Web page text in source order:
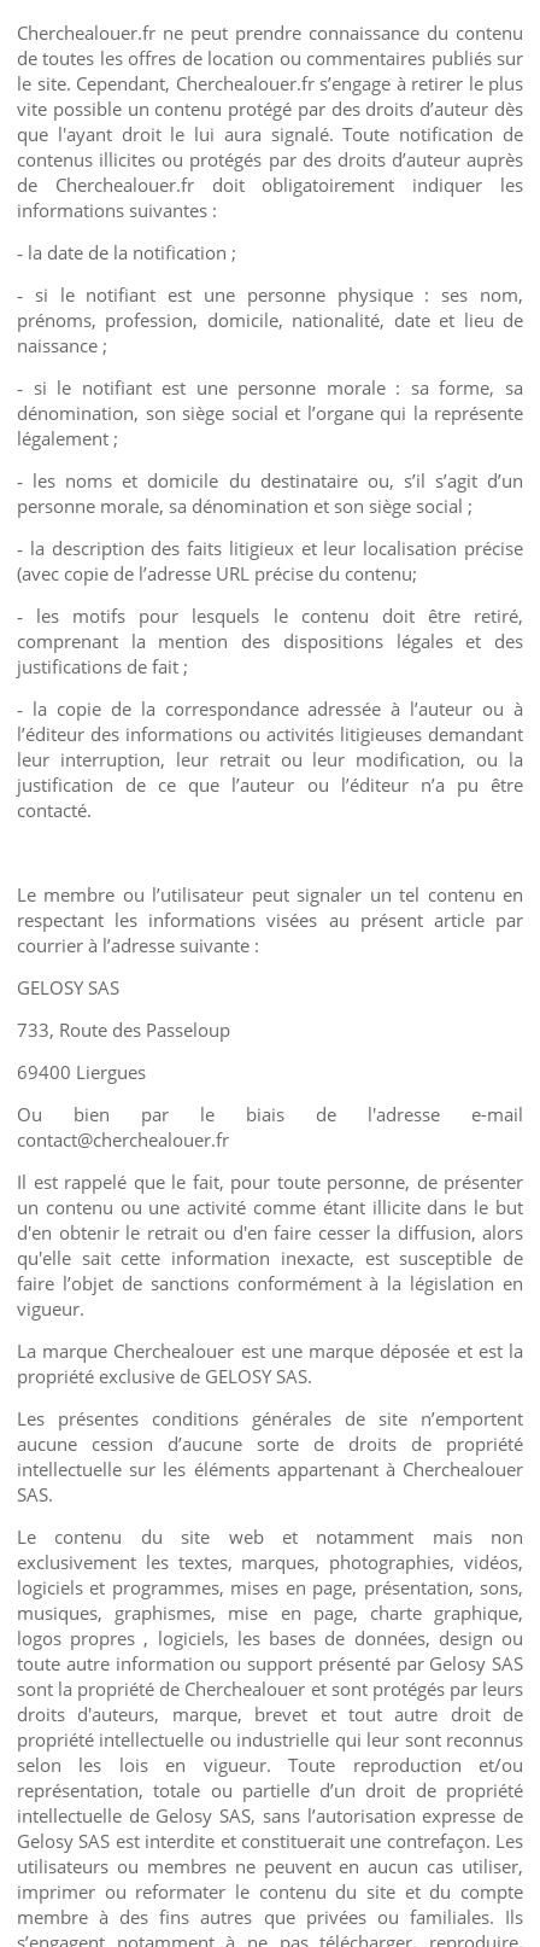
Cherchealouer.fr ne peut prendre connaissance du contenu
de toutes les offres de location ou commentaires publiés sur
le site. Cependant, Cherchealouer.fr s’engage à retirer le plus
vite possible un contenu protégé par des droits d’auteur dès
que l'ayant droit le lui aura signalé. Toute notification de
contenus illicites ou protégés par des droits d’auteur auprès
de Cherchealouer.fr doit obligatoirement indiquer les
informations suivantes :
- la date de la notification ;
- si le notifiant est une personne physique : ses nom,
prénoms, profession, domicile, nationalité, date et lieu de
naissance ;
- si le notifiant est une personne morale : sa forme, sa
dénomination, son siège social et l’organe qui la représente
légalement ;
- les noms et domicile du destinataire ou, s’il s’agit d’un
personne morale, sa dénomination et son siège social ;
- la description des faits litigieux et leur localisation précise
(avec copie de l’adresse URL précise du contenu;
- les motifs pour lesquels le contenu doit être retiré,
comprenant la mention des dispositions légales et des
justifications de fait ;
- la copie de la correspondance adressée à l’auteur ou à
l’éditeur des informations ou activités litigieuses demandant
leur interruption, leur retrait ou leur modification, ou la
justification de ce que l’auteur ou l’éditeur n’a pu être
contacté.
Le membre ou l’utilisateur peut signaler un tel contenu en
respectant les informations visées au présent article par
courrier à l’adresse suivante :
GELOSY SAS
733, Route des Passeloup
69400 Liergues
Ou bien par le biais de l'adresse e-mail
contact@cherchealouer.fr
Il est rappelé que le fait, pour toute personne, de présenter
un contenu ou une activité comme étant illicite dans le but
d'en obtenir le retrait ou d'en faire cesser la diffusion, alors
qu'elle sait cette information inexacte, est susceptible de
faire l’objet de sanctions conformément à la législation en
vigueur.
La marque Cherchealouer est une marque déposée et est la
propriété exclusive de GELOSY SAS.
Les présentes conditions générales de site n’emportent
aucune cession d’aucune sorte de droits de propriété
intellectuelle sur les éléments appartenant à Cherchealouer
SAS.
Le contenu du site web et notamment mais non
exclusivement les textes, marques, photographies, vidéos,
logiciels et programmes, mises en page, présentation, sons,
musiques, graphismes, mise en page, charte graphique,
logos propres , logiciels, les bases de données, design ou
toute autre information ou support présenté par Gelosy SAS
sont la propriété de Cherchealouer et sont protégés par leurs
droits d'auteurs, marque, brevet et tout autre droit de
propriété intellectuelle ou industrielle qui leur sont reconnus
selon les lois en vigueur. Toute reproduction et/ou
représentation, totale ou partielle d’un droit de propriété
intellectuelle de Gelosy SAS, sans l’autorisation expresse de
Gelosy SAS est interdite et constituerait une contrefaçon. Les
utilisateurs ou membres ne peuvent en aucun cas utiliser,
imprimer ou reformater le contenu du site et du compte
membre à des fins autres que privées ou familiales. Ils
s’engagent notamment à ne pas télécharger, reproduire,